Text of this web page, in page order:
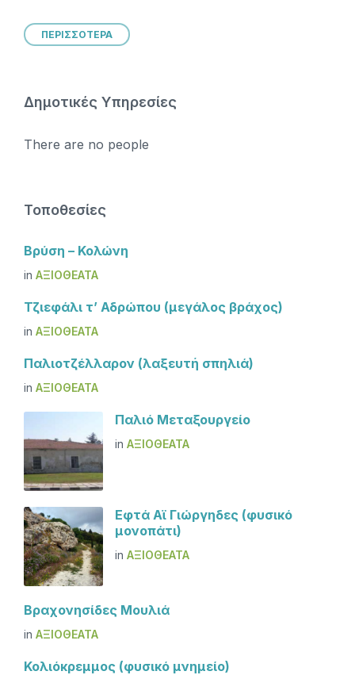
ΠΕΡΙΣΣΟΤΕΡΑ
Δημοτικές Υπηρεσίες
There are no people
Τοποθεσίες
Βρύση – Κολώνη
in ΑΞΙΟΘΈΑΤΑ
Τζιεφάλι τ’ Αδρώπου (μεγάλος βράχος)
in ΑΞΙΟΘΈΑΤΑ
Παλιοτζέλλαρον (λαξευτή σπηλιά)
in ΑΞΙΟΘΈΑΤΑ
Παλιό Μεταξουργείο
in ΑΞΙΟΘΈΑΤΑ
Εφτά Αϊ Γιώργηδες (φυσικό
μονοπάτι)
in ΑΞΙΟΘΈΑΤΑ
Βραχονησίδες Μουλιά
in ΑΞΙΟΘΈΑΤΑ
Κολιόκρεμμος (φυσικό μνημείο)